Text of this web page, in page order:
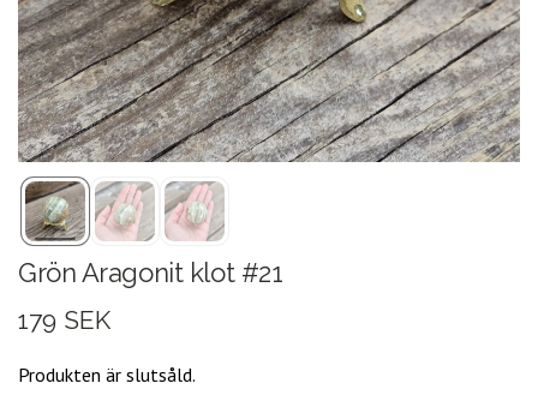
Grön Aragonit klot #21
179 SEK
Produkten är slutsåld.